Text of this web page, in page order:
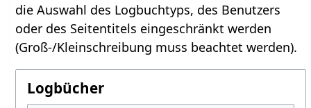
die Auswahl des Logbuchtyps, des Benutzers
oder des Seitentitels eingeschränkt werden
(Groß-/Kleinschreibung muss beachtet werden).
Logbücher